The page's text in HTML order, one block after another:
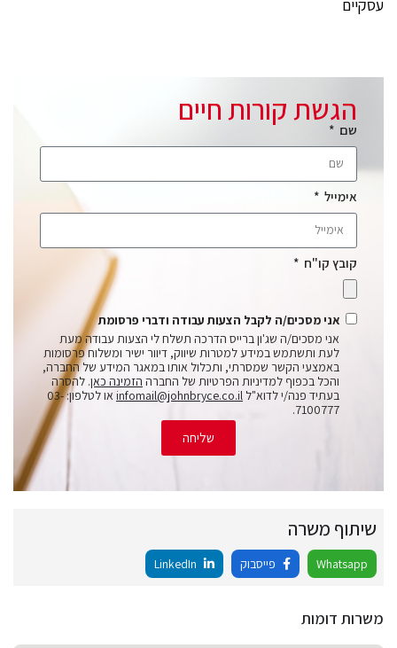
עסקיים
הגשת קורות חיים
שם
אימייל
קובץ קו"ח
אני מסכים/ה לקבל הצעות עבודה ודברי פרסומת
אני מסכים/ה שג'ון ברייס הדרכה תשלח לי הצעות עבודה מעת
לעת ותשתמש במידע למטרות שיווק, דיוור ישיר ומשלוח פרסומות
באמצעי הקשר שמסרתי, ותכלול אותו במאגר המידע של החברה,
והכל בכפוף למדיניות הפרטיות של החברה הזמינה כאן. להסרה
בעתיד פנה/י לדוא"ל infomail@johnbryce.co.il
או לטלפון: 03-
7100777.
שליחה
שיתוף משרה
Whatsapp פייסבוק
משרות דומות